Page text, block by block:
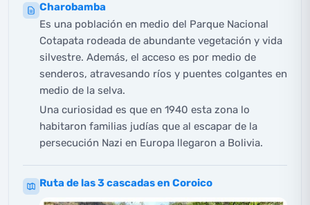
Charobamba
Es una población en medio del Parque Nacional
Cotapata rodeada de abundante vegetación y vida
silvestre. Además, el acceso es por medio de
senderos, atravesando ríos y puentes colgantes en
medio de la selva.
Una curiosidad es que en 1940 esta zona lo
habitaron familias judías que al escapar de la
persecución Nazi en Europa llegaron a Bolivia.
Ruta de las 3 cascadas en Coroico